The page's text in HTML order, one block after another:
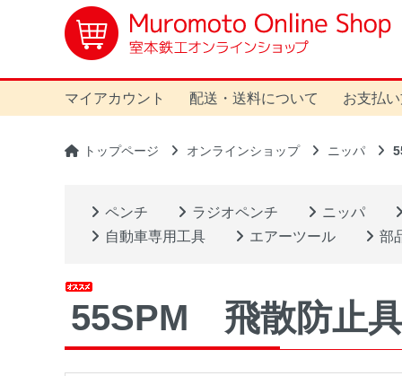
マイアカウント 配送・送料について お支払
トップページ オンラインショップ ニッパ
ペンチ ラジオペンチ
ニッパ
自動車専用工具
エアーツール 部
55SPM 飛散防止